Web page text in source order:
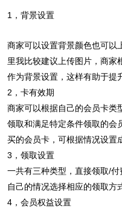
1，背景设置
商家可以设置背景颜色也可以
里我比较建议上传图片，商家
作为背景设置，这样有助于提
2，卡有效期
商家可以根据自己的会员卡类
领取和满足特定条件领取的会
买的会员卡，可根据情况设置
3，领取设置
一共有三种类型，直接领取/
自己的情况选择相应的领取方
4，会员权益设置